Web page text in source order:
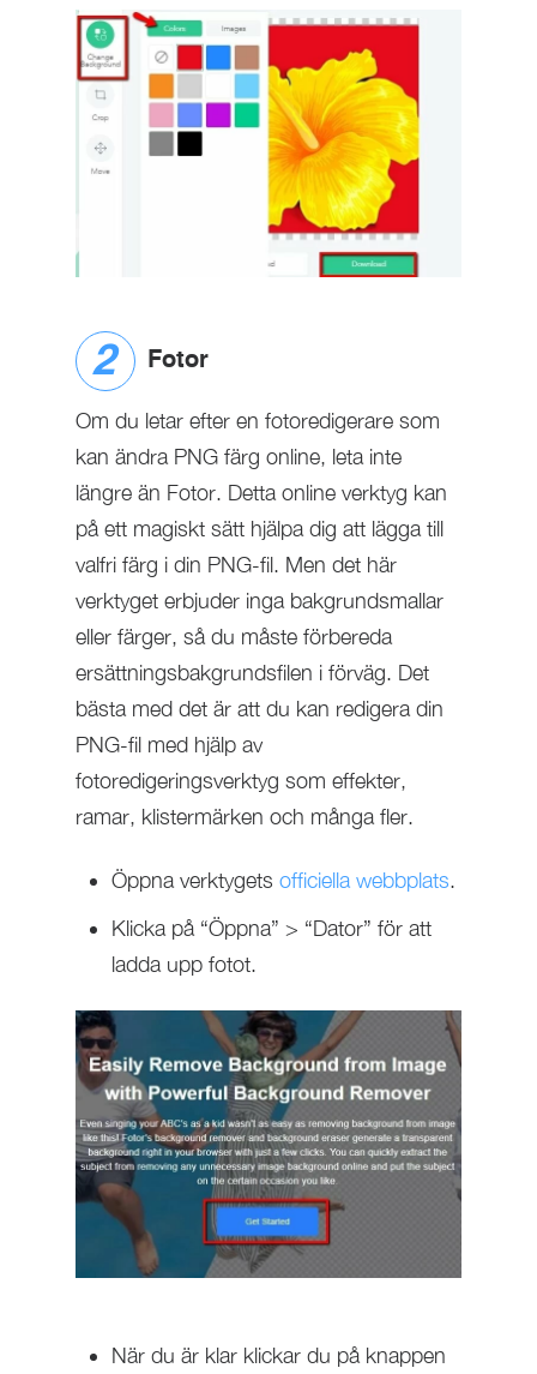
Fotor
Om du letar efter en fotoredigerare som
kan ändra PNG färg online, leta inte
längre än Fotor. Detta online verktyg kan
på ett magiskt sätt hjälpa dig att lägga till
valfri färg i din PNG-fil. Men det här
verktyget erbjuder inga bakgrundsmallar
eller färger, så du måste förbereda
ersättningsbakgrundsfilen i förväg. Det
bästa med det är att du kan redigera din
PNG-fil med hjälp av
fotoredigeringsverktyg som effekter,
ramar, klistermärken och många fler.
Öppna verktygets officiella webbplats.
Klicka på “Öppna” > “Dator” för att
ladda upp fotot.
När du är klar klickar du på knappen